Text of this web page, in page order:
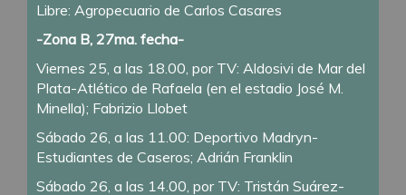
Libre: Agropecuario de Carlos Casares
-Zona B, 27ma. fecha-
Viernes 25, a las 18.00, por TV: Aldosivi de Mar del
Plata-Atlético de Rafaela (en el estadio José M.
Minella); Fabrizio Llobet
Sábado 26, a las 11.00: Deportivo Madryn-
Estudiantes de Caseros; Adrián Franklin
Sábado 26, a las 14.00, por TV: Tristán Suárez-